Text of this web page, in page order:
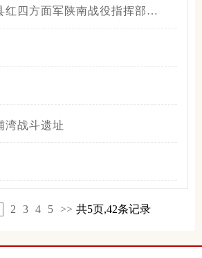
四方面军陕南战役指挥部旧址）
湾战斗遗址
2 3 4 5 >> 共5页,42条记录